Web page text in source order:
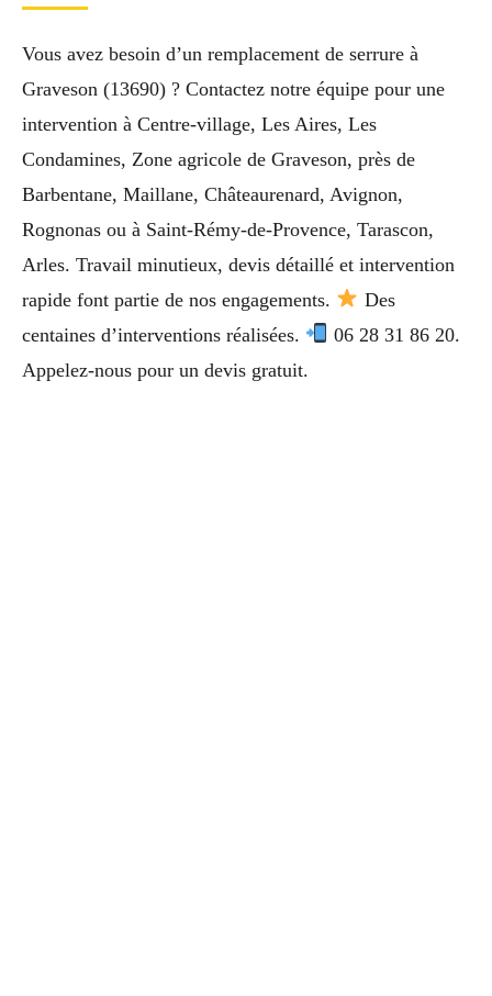
Vous avez besoin d’un remplacement de serrure à
Graveson (13690) ? Contactez notre équipe pour une
intervention à Centre-village, Les Aires, Les
Condamines, Zone agricole de Graveson, près de
Barbentane, Maillane, Châteaurenard, Avignon,
Rognonas ou à Saint-Rémy-de-Provence, Tarascon,
Arles. Travail minutieux, devis détaillé et intervention
rapide font partie de nos engagements.
Des
centaines d’interventions réalisées.
06 28 31 86 20.
Appelez-nous pour un devis gratuit.